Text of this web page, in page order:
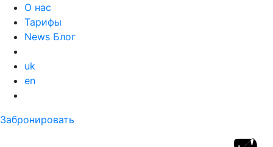
О нас
Тарифы
News Блог
uk
en
Забронировать